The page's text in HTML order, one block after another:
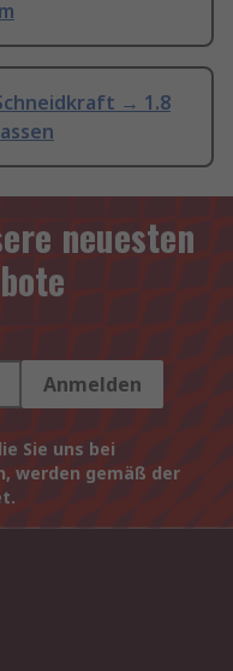
→ 1.8
neuesten
Anmelden
Sie uns bei
werden gemäß der